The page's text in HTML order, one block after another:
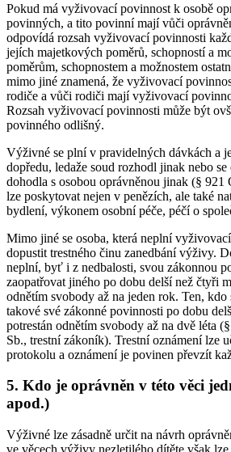
Pokud má vyživovací povinnost k osobě
povinných, a tito povinní mají vůči
odpovídá rozsah vyživovací povinnosti
jejích majetkových poměrů, schopností a
poměrům, schopnostem a možnostem
mimo jiné znamená, že vyživovací
rodiče a vůči rodiči mají vyživovací
Rozsah vyživovací povinnosti může být
povinného odlišný.
Výživné se plní v pravidelných dávkách a
dopředu, ledaže soud rozhodl jinak nebo
dohodla s osobou oprávněnou jinak (§
lze poskytovat nejen v penězích, ale také
bydlení, výkonem osobní péče, péčí o
Mimo jiné se osoba, která neplní
dopustit trestného činu zanedbání výživy.
neplní, byť i z nedbalosti, svou zákonnou
zaopatřovat jiného po dobu delší než čtyři
odnětím svobody až na jeden rok. Ten, kdo
takové své zákonné povinnosti po dobu
potrestán odnětím svobody až na dvě léta
Sb., trestní zákoník). Trestní oznámení lze
protokolu a oznámení je povinen převzít
5. Kdo je oprávněn v této věci
apod.)
Výživné lze zásadně určit na návrh